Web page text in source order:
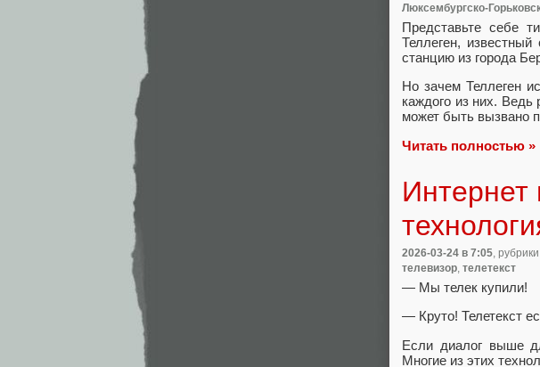
Люксембургско-
Представьте себе
Теллеген,
станцию из города
Но зачем Теллеген
каждого из них. Ведь
может быть вызвано
Читать полностью »
Интернет
2026-03-24 в 7:05 ,
телевизор телетекст
— Мы телек купили!
— Круто! Телетекст
Если диалог выше
Многие из этих